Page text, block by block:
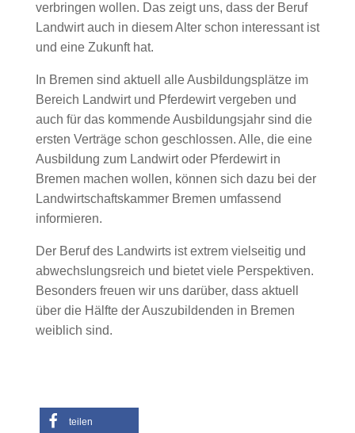
verbringen wollen. Das zeigt uns, dass der Beruf
Landwirt auch in diesem Alter schon interessant ist
und eine Zukunft hat.
In Bremen sind aktuell alle Ausbildungsplätze im
Bereich Landwirt und Pferdewirt vergeben und
auch für das kommende Ausbildungsjahr sind die
ersten Verträge schon geschlossen. Alle, die eine
Ausbildung zum Landwirt oder Pferdewirt in
Bremen machen wollen, können sich dazu bei der
Landwirtschaftskammer Bremen umfassend
informieren.
Der Beruf des Landwirts ist extrem vielseitig und
abwechslungsreich und bietet viele Perspektiven.
Besonders freuen wir uns darüber, dass aktuell
über die Hälfte der Auszubildenden in Bremen
weiblich sind.
teilen